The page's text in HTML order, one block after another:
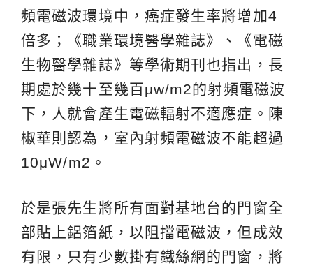
頻電磁波環境中，癌症發生率將增加4
倍多；《職業環境醫學雜誌》、《電磁
生物醫學雜誌》等學術期刊也指出，長
期處於幾十至幾百μw/m2的射頻電磁波
下，人就會產生電磁輻射不適應症。陳
椒華則認為，室內射頻電磁波不能超過
10μW/m2。
於是張先生將所有面對基地台的門窗全
部貼上鋁箔紙，以阻擋電磁波，但成效
有限，只有少數掛有鐵絲網的門窗，將